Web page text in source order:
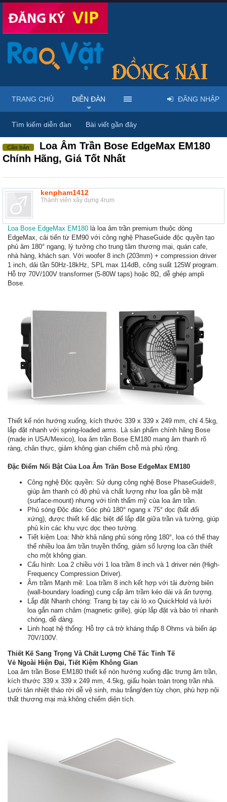
Diễn đàn ... Mua bán & sửa điện tử, điện lạnh
Cần bán
Loa Âm Trần Bose EdgeMax EM180
Chính Hãng, Giá Tốt Nhất
kenpham1412
Thành viên xây dựng 4rum
Loa Bose EdgeMax EM180 là loa âm trần premium thuộc dòng
EdgeMax, cải tiến từ EM90 với công nghệ PhaseGuide độc quyền tạo
phủ âm 180° ngang, lý tưởng cho trung tâm thương mại, quán cafe,
nhà hàng, khách sạn. Với woofer 8 inch (203mm) + compression driver
1 inch, dải tần 50Hz-18kHz, SPL max 114dB, công suất 125W program.
Hỗ trợ 70V/100V transformer (5-80W taps) hoặc 8Ω, dễ ghép ampli
Bose.
Thiết kế nón hướng xuống, kích thước 339 x 339 x 249 mm, chỉ 4.5kg,
lắp đặt nhanh với spring-loaded arms. Là sản phẩm chính hãng Bose
(made in USA/Mexico), loa âm trần Bose EM180 mang âm thanh rõ
ràng, chân thực, giảm không gian chiếm chỗ mà phủ rộng.
Đặc Điểm Nổi Bật Của Loa Âm Trần Bose EdgeMax EM180
Công nghệ Độc quyền: Sử dụng công nghệ Bose PhaseGuide®,
giúp âm thanh có độ phủ và chất lượng như loa gắn bề mặt
(surface-mount) nhưng với tính thẩm mỹ của loa âm trần.
Phủ sóng Độc đáo: Góc phủ 180° ngang x 75° dọc (bất đối
xứng), được thiết kế đặc biệt để lắp đặt giữa trần và tường, giúp
phủ kín các khu vực dọc theo tường.
Tiết kiệm Loa: Nhờ khả năng phủ sóng rộng 180°, loa có thể thay
thế nhiều loa âm trần truyền thống, giảm số lượng loa cần thiết
cho một không gian.
Cấu hình: Loa 2 chiều với 1 loa trầm 8 inch và 1 driver nén (High-
Frequency Compression Driver).
Âm trầm Mạnh mẽ: Loa trầm 8 inch kết hợp với tải đường biên
(wall-boundary loading) cung cấp âm trầm kéo dài và ấn tượng.
Lắp đặt Nhanh chóng: Trang bị tay cài lò xo QuickHold và lưới
loa gắn nam châm (magnetic grille), giúp lắp đặt và bảo trì nhanh
chóng, dễ dàng.
Linh hoạt hệ thống: Hỗ trợ cả trở kháng thấp 8 Ohms và biến áp
70V/100V.
Thiết Kế Sang Trọng Và Chất Lượng Chế Tác Tinh Tế
Vẻ Ngoài Hiện Đại, Tiết Kiệm Không Gian
Loa âm trần Bose EM180 thiết kế nón hướng xuống đặc trưng âm trần,
kích thước 339 x 339 x 249 mm, 4.5kg, giấu hoàn toàn trong trần nhà.
Lưới tản nhiệt tháo rời dễ vệ sinh, màu trắng/đen tùy chọn, phù hợp nội
thất thương mại mà không chiếm diện tích.
TRANG CHỦ DIỄN ĐÀN
Tìm kiếm diễn đàn Bài viết gần đây
ĐĂNG NHẬP